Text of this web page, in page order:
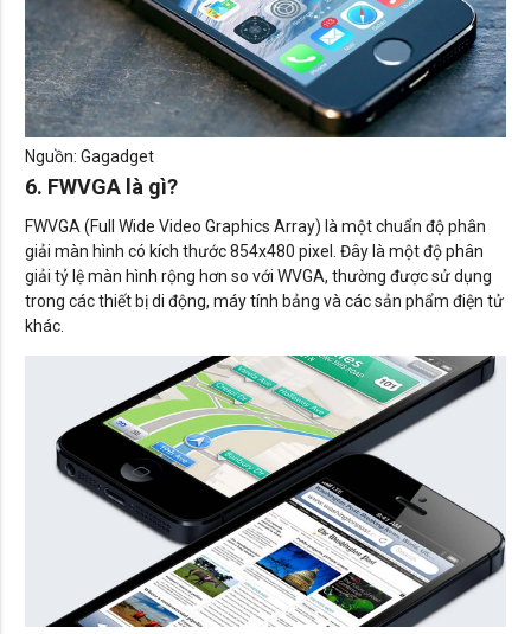
Nguồn: Gagadget
6. FWVGA là gì?
FWVGA (Full Wide Video Graphics Array) là một chuẩn độ phân
giải màn hình có kích thước 854x480 pixel. Đây là một độ phân
giải tỷ lệ màn hình rộng hơn so với WVGA, thường được sử dụng
trong các thiết bị di động, máy tính bảng và các sản phẩm điện tử
khác.